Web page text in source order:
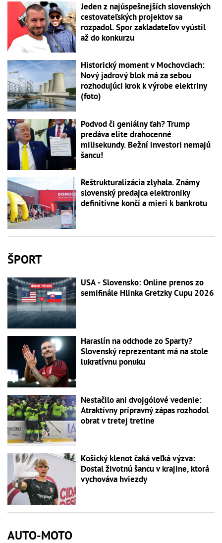
Jeden z najúspešnejších slovenských
cestovateľských projektov sa
rozpadol. Spor zakladateľov vyústil
až do konkurzu
Historický moment v Mochovciach:
Nový jadrový blok má za sebou
rozhodujúci krok k výrobe elektriny
(foto)
Podvod či geniálny ťah? Trump
predáva elite drahocenné
milisekundy. Bežní investori nemajú
šancu!
Reštrukturalizácia zlyhala. Známy
slovenský predajca elektroniky
definitívne končí a mieri k bankrotu
ŠPORT
USA - Slovensko: Online prenos zo
semifinále Hlinka Gretzky Cupu 2026
Haraslín na odchode zo Sparty?
Slovenský reprezentant má na stole
lukratívnu ponuku
Nestačilo ani dvojgólové vedenie:
Atraktívny prípravný zápas rozhodol
obrat v tretej tretine
Košický klenot čaká veľká výzva:
Dostal životnú šancu v krajine, ktorá
vychováva hviezdy
AUTO-MOTO